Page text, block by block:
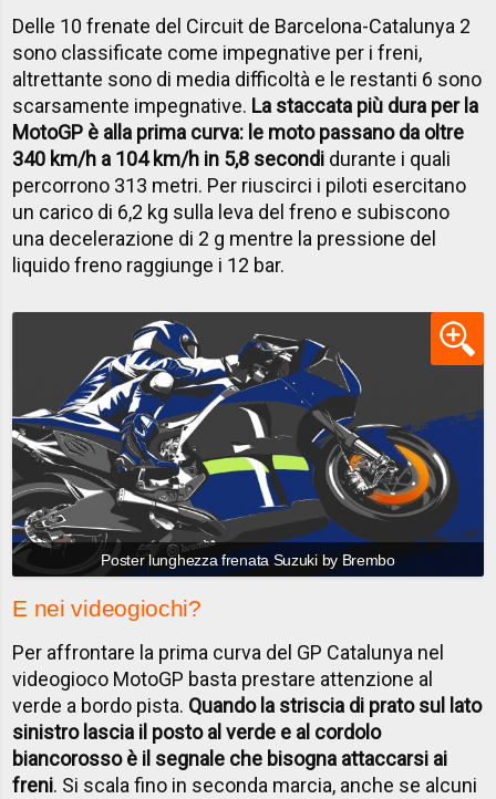
Delle 10 frenate del Circuit de Barcelona-Catalunya 2
sono classificate come impegnative per i freni,
altrettante sono di media difficoltà e le restanti 6 sono
scarsamente impegnative. La staccata più dura per la
MotoGP è alla prima curva: le moto passano da oltre
340 km/h a 104 km/h in 5,8 secondi durante i quali
percorrono 313 metri. Per riuscirci i piloti esercitano
un carico di 6,2 kg sulla leva del freno e subiscono
una decelerazione di 2 g mentre la pressione del
liquido freno raggiunge i 12 bar.
Poster lunghezza frenata Suzuki by Brembo
E nei videogiochi?
Per affrontare la prima curva del GP Catalunya nel
videogioco MotoGP basta prestare attenzione al
verde a bordo pista. Quando la striscia di prato sul lato
sinistro lascia il posto al verde e al cordolo
biancorosso è il segnale che bisogna attaccarsi ai
freni. Si scala fino in seconda marcia, anche se alcuni